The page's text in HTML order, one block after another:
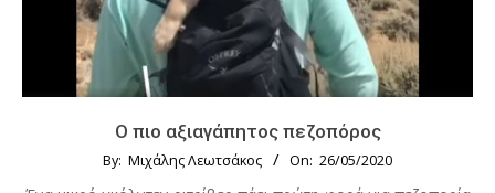
Ο πιο αξιαγάπητος πεζοπόρος
By: Μιχάλης Λεωτσάκος On: 26/05/2020